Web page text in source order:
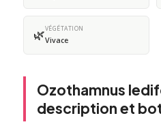
🌿VÉGÉTATION
Vivace
Ozothamnus
description et